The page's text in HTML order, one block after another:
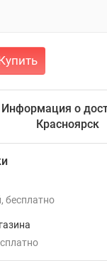
Информация о
Красноярск
Бесплатно